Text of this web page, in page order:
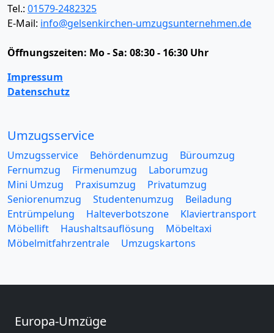
Tel.: 01579-2482325
E-Mail: info@gelsenkirchen-umzugsunternehmen.de
Öffnungszeiten: Mo - Sa: 08:30 - 16:30 Uhr
Impressum
Datenschutz
Umzugsservice
Umzugsservice Behördenumzug
Büroumzug
Fernumzug
Firmenumzug
Laborumzug
Mini Umzug
Praxisumzug
Privatumzug
Seniorenumzug
Studentenumzug
Beiladung
Entrümpelung
Halteverbotszone
Klaviertransport
Möbellift
Haushaltsauflösung
Möbeltaxi
Möbelmitfahrzentrale
Umzugskartons
Europa-Umzüge